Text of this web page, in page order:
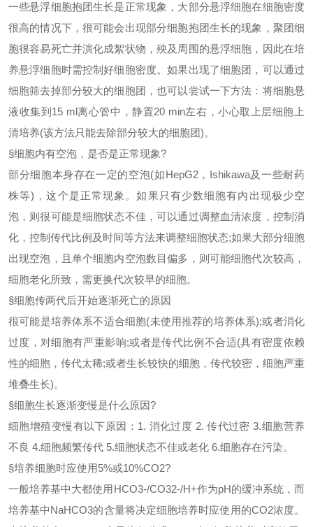
一些悬浮细胞抱团生长是正常现象，大部分悬浮细胞在细胞密度
很高的情况下，很可能会出现部分细胞抱团生长的现象，聚团细
胞很容易死亡并演化成絮状物，殃及周围的悬浮细胞，因此在培
养悬浮细胞时需控制好细胞密度。如果出现了细胞团，可以通过
细胞筛去掉部分较大的细胞团，也可以尝试一下方法：将细胞悬
液收集到 15 ml离心管中，静置20 min左右，小心取上层细胞上
清培养(该方法只能去除部分较大的细胞团)。
§细胞内有空泡，是否是正常现象?
部分细胞本身存在一定的空泡(如HepG2，Ishikawa及一些耐药
株等)，这个是正常现象。如果只有少数细胞有内出现极少空
泡，则很可能是细胞状态不佳，可以通过调整血清浓度，控制消
化，控制传代比例及时间等方法来调整细胞状态;如果大部分细胞
出现空泡，且单个细胞内空泡数目偏多，则可能细胞代次较高，
细胞老化所致，需更换代次较早的细胞。
§细胞传两代后开始逐渐死亡的原因
很可能是培养体系不适合细胞(未使用推荐的培养体系);或者消化
过度，对细胞有严重影响;或者是传代比例不合适(具有密度依赖
性的细胞，传代太稀;或者生长较快的细胞，传代较密，细胞严重
堆叠生长)。
§细胞生长逐渐变慢是什么原因?
细胞增殖变慢有以下原因： 1. 消化过度 2. 传代过密 3.细胞营养
不良 4.细胞频繁传代 5.细胞状态不佳或老化 6.细胞存在污染。
§培养细胞时应使用5%或10%CO2?
一般培养基中大都使用 HCO3-/CO32-/H+作为pH的缓冲系统，而
培养基中NaHCO3的含量将决定细胞培养时应使用的CO2浓度。